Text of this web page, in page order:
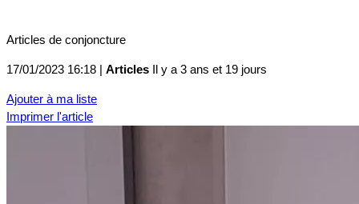
Articles de conjoncture
17/01/2023 16:18 | Articles Il y a 3 ans et 19 jours
Ajouter à ma liste
Imprimer l'article